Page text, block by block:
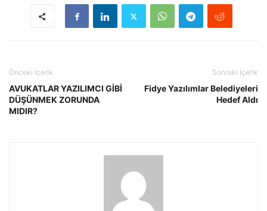
Önceki İçerik
AVUKATLAR YAZILIMCI GİBİ
DÜŞÜNMEK ZORUNDA
MIDIR?
Sonraki İçerik
Fidye Yazılımlar Belediyeleri
Hedef Aldı